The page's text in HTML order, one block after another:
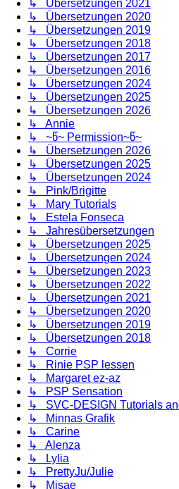
↳ Übersetzungen 2021
↳ Übersetzungen 2020
↳ Übersetzungen 2019
↳ Übersetzungen 2018
↳ Übersetzungen 2017
↳ Übersetzungen 2016
↳ Übersetzungen 2024
↳ Übersetzungen 2025
↳ Übersetzungen 2026
↳ Annie
↳ ~წ~ Permission~წ~
↳ Übersetzungen 2026
↳ Übersetzungen 2025
↳ Übersetzungen 2024
↳ Pink/Brigitte
↳ Mary Tutorials
↳ Estela Fonseca
↳ Jahresübersetzungen
↳ Übersetzungen 2025
↳ Übersetzungen 2024
↳ Übersetzungen 2023
↳ Übersetzungen 2022
↳ Übersetzungen 2021
↳ Übersetzungen 2020
↳ Übersetzungen 2019
↳ Übersetzungen 2018
↳ Corrie
↳ Rinie PSP lessen
↳ Margaret ez-az
↳ PSP Sensation
↳ SVC-DESIGN Tutorials
↳ Minnas Grafik
↳ Carine
↳ Alenza
↳ Lylia
↳ PrettyJu/Julie
↳ Misae